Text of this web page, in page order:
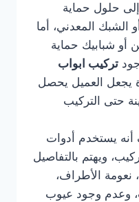
إلى حلول حماية
الشبك المعدني، أما
أو شبابيك حماية
تركيب ابواب
يجعل العميل يحصل
حتى التركيب
أنه يستخدم أدوات
ويهتم بالتفاصيل
نعومة الأطراف،
وعدم وجود عيوب